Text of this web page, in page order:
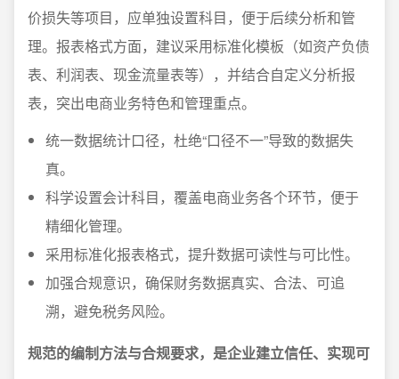
价损失等项目，应单独设置科目，便于后续分析和管
理。报表格式方面，建议采用标准化模板（如资产负债
表、利润表、现金流量表等），并结合自定义分析报
表，突出电商业务特色和管理重点。
统一数据统计口径，杜绝“口径不一”导致的数据失
真。
科学设置会计科目，覆盖电商业务各个环节，便于
精细化管理。
采用标准化报表格式，提升数据可读性与可比性。
加强合规意识，确保财务数据真实、合法、可追
溯，避免税务风险。
规范的编制方法与合规要求，是企业建立信任、实现可